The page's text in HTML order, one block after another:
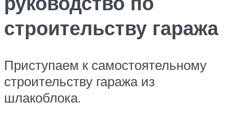
строительству гаража
Приступаем к самостоятельному
строительству гаража из
шлакоблока.